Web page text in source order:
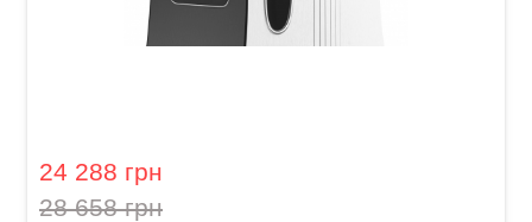
24 288 грн
28 658 грн